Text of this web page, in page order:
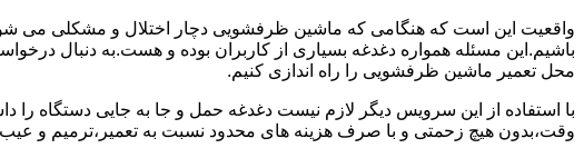
واقعیت این است که هنگامی که ماشین ظرفشویی دچار اختلال و مشکلی می
باشیم.این مسئله همواره دغدغه بسیاری از کاربران بوده و هست.به دنبال
محل تعمیر ماشین ظرفشویی را راه اندازی کنیم.
با استفاده از این سرویس دیگر لازم نیست دغدغه حمل و جا به جایی دستگاه
وقت،بدون هیچ زحمتی و با صرف هزینه های محدود نسبت به تعمیر،ترمیم و